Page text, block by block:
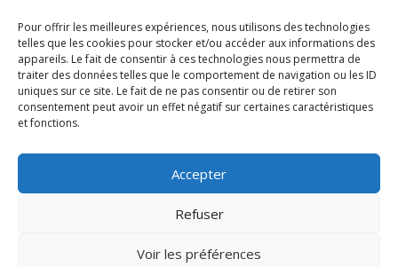
23 avenue Georges Pompidou
Politique de confidentialité
Pour offrir les meilleures expériences, nous utilisons des technologies
telles que les cookies pour stocker et/ou accéder aux informations des
appareils. Le fait de consentir à ces technologies nous permettra de
traiter des données telles que le comportement de navigation ou les ID
uniques sur ce site. Le fait de ne pas consentir ou de retirer son
consentement peut avoir un effet négatif sur certaines caractéristiques
et fonctions.
Accepter
Refuser
Voir les préférences